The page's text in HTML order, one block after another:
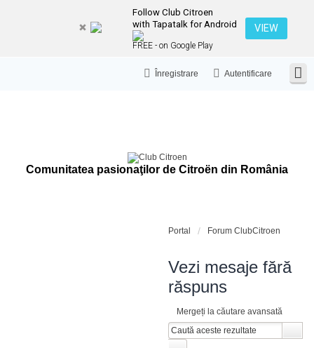
Follow Club Citroen
with Tapatalk for Android
FREE - on Google Play
VIEW
Autentificare
Înregistrare
Comunitatea pasionaţilor de Citroën din România
Portal Forum ClubCitroen
Vezi mesaje fără
răspuns
Mergeți la căutare avansată